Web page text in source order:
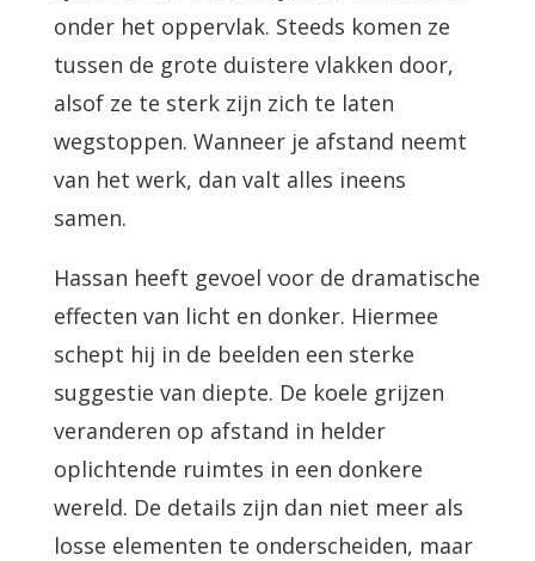
onder het oppervlak. Steeds komen ze
tussen de grote duistere vlakken door,
alsof ze te sterk zijn zich te laten
wegstoppen. Wanneer je afstand neemt
van het werk, dan valt alles ineens
samen.
Hassan heeft gevoel voor de dramatische
effecten van licht en donker. Hiermee
schept hij in de beelden een sterke
suggestie van diepte. De koele grijzen
veranderen op afstand in helder
oplichtende ruimtes in een donkere
wereld. De details zijn dan niet meer als
losse elementen te onderscheiden, maar